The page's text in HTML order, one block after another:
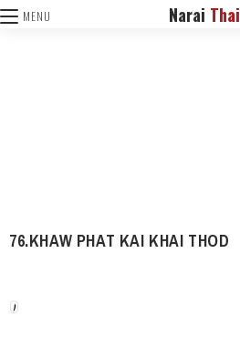
MENU Narai Thai
76.KHAW PHAT KAI KHAI THOD